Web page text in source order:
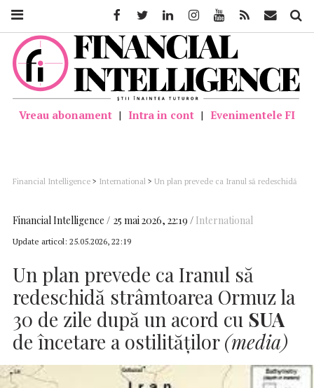
Vreau abonament | Intra in cont | Evenimentele FI
Financial Intelligence > International > Un plan prevede ca Iranul să redeschidă
Financial Intelligence 25 mai 2026, 22:19 International
Update articol: 25.05.2026, 22:19
Un plan prevede ca Iranul să
redeschidă strâmtoarea Ormuz la
30 de zile după un acord cu SUA
de încetare a ostilităţilor(media)
FacebookTwitter LinkedinInstagramYoutube Feed Mail